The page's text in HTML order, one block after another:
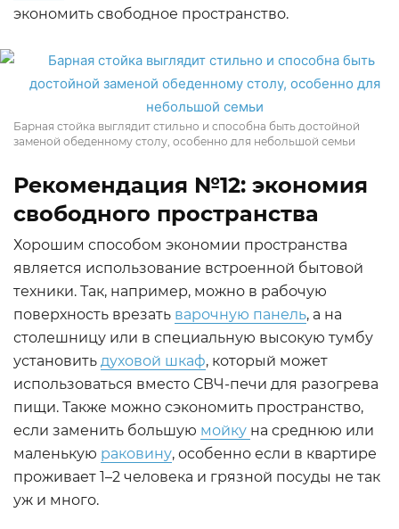
экономить свободное пространство.
Барная стойка выглядит стильно и способна быть достойной
заменой обеденному столу, особенно для небольшой семьи
Рекомендация №12: экономия
свободного пространства
Хорошим способом экономии пространства
является использование встроенной бытовой
техники. Так, например, можно в рабочую
поверхность врезать варочную панель, а на
столешницу или в специальную высокую тумбу
установить духовой шкаф, который может
использоваться вместо СВЧ-печи для разогрева
пищи. Также можно сэкономить пространство,
если заменить большую мойку на среднюю или
маленькую раковину, особенно если в квартире
проживает 1–2 человека и грязной посуды не так
уж и много.